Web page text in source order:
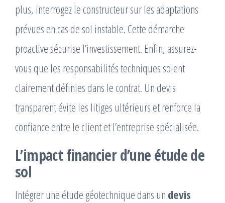
plus, interrogez le constructeur sur les adaptations
prévues en cas de sol instable. Cette démarche
proactive sécurise l’investissement. Enfin, assurez-
vous que les responsabilités techniques soient
clairement définies dans le contrat. Un devis
transparent évite les litiges ultérieurs et renforce la
confiance entre le client et l’entreprise spécialisée.
L’impact financier d’une étude de
sol
Intégrer une étude géotechnique dans un devis